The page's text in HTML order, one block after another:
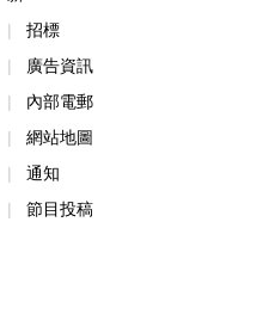
招標
廣告資訊
內部電郵
網站地圖
通知
節目投稿